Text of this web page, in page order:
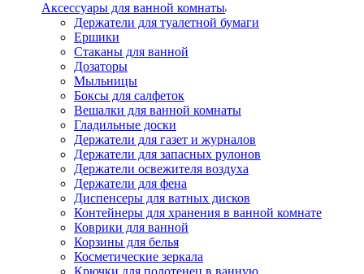
Аксессуары для ванной комнаты
Держатели для туалетной бумаги
Ершики
Стаканы для ванной
Дозаторы
Мыльницы
Боксы для салфеток
Вешалки для ванной комнаты
Гладильные доски
Держатели для газет и журналов
Держатели для запасных рулонов
Держатели освежителя воздуха
Держатели для фена
Диспенсеры для ватных дисков
Контейнеры для хранения в ванной комнате
Коврики для ванной
Корзины для белья
Косметические зеркала
Крючки для полотенец в ванную